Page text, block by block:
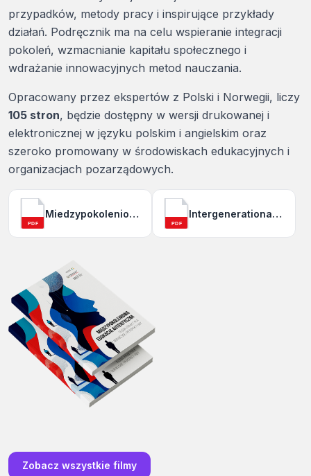
przypadków, metody pracy i inspirujące przykłady
działań. Podręcznik ma na celu wspieranie integracji
pokoleń, wzmacnianie kapitału społecznego i
wdrażanie innowacyjnych metod nauczania.
Opracowany przez ekspertów z Polski i Norwegii, liczy
105 stron, będzie dostępny w wersji drukowanej i
elektronicznej w języku polskim i angielskim oraz
szeroko promowany w środowiskach edukacyjnych i
organizacjach pozarządowych.
PDF
Miedzypokoleniowa edukacja autentyczna (PL).pdf
PDF
Intergenerational authentic education (EN).pdf
Zobacz wszystkie filmy